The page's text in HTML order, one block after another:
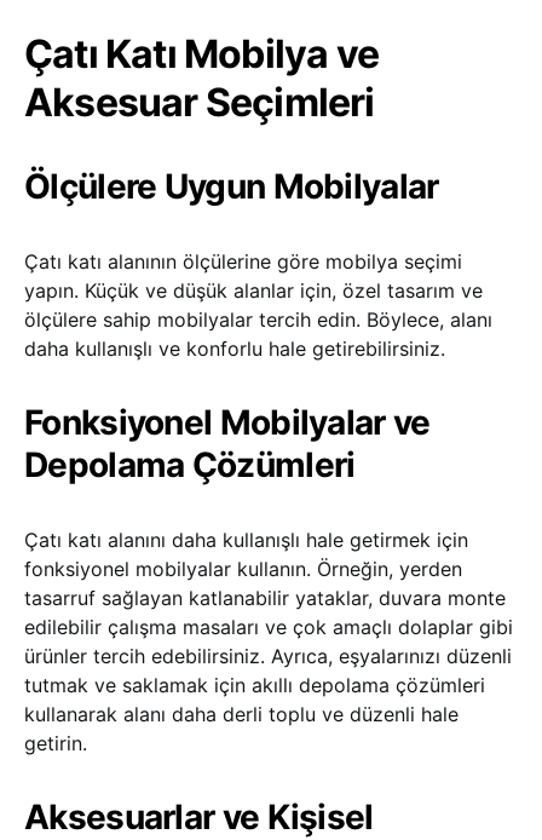
Çatı Katı Mobilya ve
Aksesuar Seçimleri
Ölçülere Uygun Mobilyalar
Çatı katı alanının ölçülerine göre mobilya seçimi
yapın. Küçük ve düşük alanlar için, özel tasarım ve
ölçülere sahip mobilyalar tercih edin. Böylece, alanı
daha kullanışlı ve konforlu hale getirebilirsiniz.
Fonksiyonel Mobilyalar ve
Depolama Çözümleri
Çatı katı alanını daha kullanışlı hale getirmek için
fonksiyonel mobilyalar kullanın. Örneğin, yerden
tasarruf sağlayan katlanabilir yataklar, duvara monte
edilebilir çalışma masaları ve çok amaçlı dolaplar gibi
ürünler tercih edebilirsiniz. Ayrıca, eşyalarınızı düzenli
tutmak ve saklamak için akıllı depolama çözümleri
kullanarak alanı daha derli toplu ve düzenli hale
getirin.
Aksesuarlar ve Kişisel